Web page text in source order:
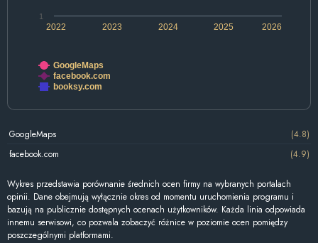
2022 2024 2026
2023 2025
1
GoogleMaps
facebook.com
booksy.com
GoogleMaps
(4.8)
facebook.com
(4.9)
Wykres przedstawia porównanie średnich ocen firmy na wybranych portalach
opinii. Dane obejmują wyłącznie okres od momentu uruchomienia programu i
bazują na publicznie dostępnych ocenach użytkowników. Każda linia odpowiada
innemu serwisowi, co pozwala zobaczyć różnice w poziomie ocen pomiędzy
poszczególnymi platformami.